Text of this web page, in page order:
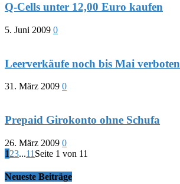
Q-Cells unter 12,00 Euro kaufen
5. Juni 2009 0
Leerverkäufe noch bis Mai verboten
31. März 2009 0
Prepaid Girokonto ohne Schufa
26. März 2009 0
1 23...11 Seite 1 von 11
Neueste Beiträge